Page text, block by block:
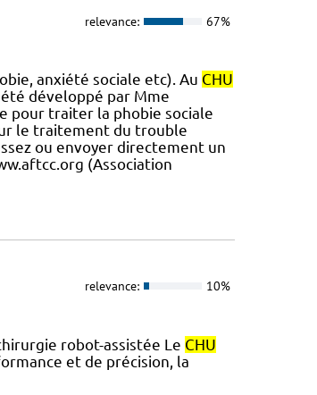
relevance: 67%
anxiété sociale etc). Au CHU
développé par Mme
pour traiter la phobie sociale
le traitement du trouble
ou envoyer directement un
(Association
relevance: 10%
robot-assistée Le CHU
et de précision, la